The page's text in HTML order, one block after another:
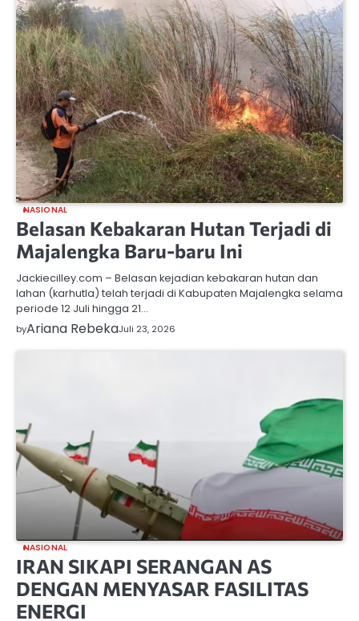
NASIONAL
Belasan Kebakaran Hutan Terjadi di
Majalengka Baru-baru Ini
Jackiecilley.com – Belasan kejadian kebakaran hutan dan
lahan (karhutla) telah terjadi di Kabupaten Majalengka selama
periode 12 Juli hingga 21…
byAriana RebekaJuli 23, 2026
NASIONAL
IRAN SIKAPI SERANGAN AS
DENGAN MENYASAR FASILITAS
ENERGI